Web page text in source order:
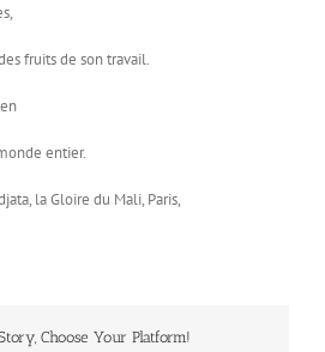
fruits de son travail.
entier.
la Gloire du Mali, Paris,
Choose Your Platform!